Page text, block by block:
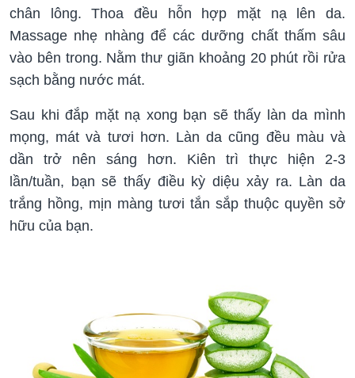
chân lông. Thoa đều hỗn hợp mặt nạ lên da.
Massage nhẹ nhàng để các dưỡng chất thấm sâu
vào bên trong. Nằm thư giãn khoảng 20 phút rồi rửa
sạch bằng nước mát.
Sau khi đắp mặt nạ xong bạn sẽ thấy làn da mình
mọng, mát và tươi hơn. Làn da cũng đều màu và
dần trở nên sáng hơn. Kiên trì thực hiện 2-3
lần/tuần, bạn sẽ thấy điều kỳ diệu xảy ra. Làn da
trắng hồng, mịn màng tươi tắn sắp thuộc quyền sở
hữu của bạn.